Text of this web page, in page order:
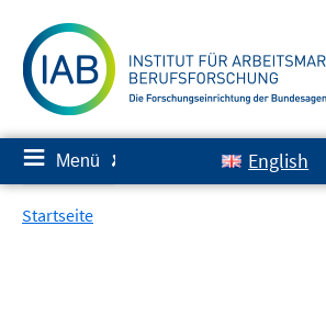
zum
Inhalt
≡ Menü ✘ English
Startseite